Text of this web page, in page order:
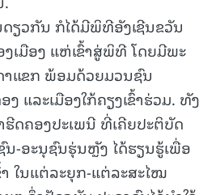
ຽວກັນ ກໍໄດ້ມີພິທີອັງເຊີນຂວັນ
ເມືອງ ແຫ່ເຂົ້າສູ່ພິທີ ໂດຍມີພະ
າແຂກ ພ້ອມດ້ວຍມວນຊົນ
ແລະເມືອງໃກ້ຄຽງເຂົ້າຮ່ວມ. ທັງ
ດຄອງປະເພນີ ທີ່ເຄີຍປະຕິບັດ
ນ-ອະນຸຊົນຮຸ່ນຫຼັງ ໄດ້ຮຽນຮູ້ເພື່ອ
ໃນແຕ່ລະຍຸກ-ແຕ່ລະສະໄໝ